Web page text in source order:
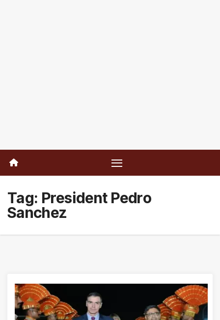
Tag: President Pedro
Sanchez